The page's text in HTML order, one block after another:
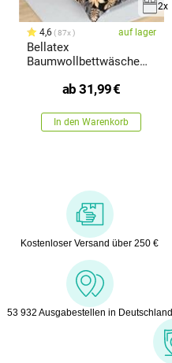
2x
4,6 87x auf lager
Bellatex
Baumwollbettwäsche
ab 31,99€
In den Warenkorb
Kostenloser Versand über 250 €
53 932 Ausgabestellen in Deutschland